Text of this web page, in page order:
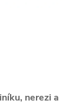
nerezi a